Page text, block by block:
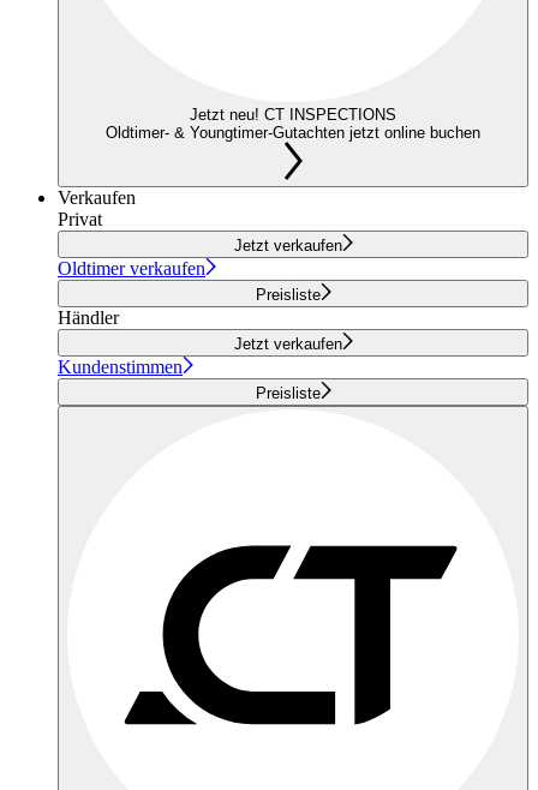
Jetzt neu! CT INSPECTIONS
Oldtimer- & Youngtimer-Gutachten jetzt online buchen
Verkaufen
Privat
Jetzt verkaufen
Oldtimer verkaufen
Preisliste
Händler
Jetzt verkaufen
Kundenstimmen
Preisliste